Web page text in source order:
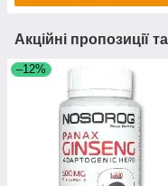
Акційні пропозиції
–12%